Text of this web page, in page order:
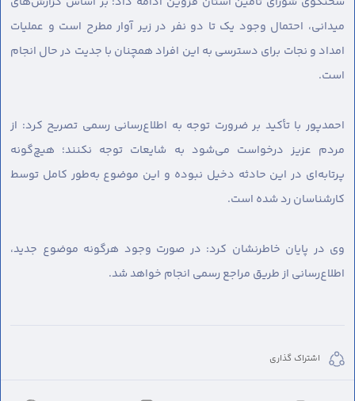
میدانی، احتمال وجود یک تا دو نفر در زیر آوار مطرح است و عملیات
امداد و نجات برای دسترسی به این افراد همچنان با جدیت در حال انجام
است.
احمدپور با تأکید بر ضرورت توجه به اطلاع‌رسانی رسمی تصریح کرد: از
مردم عزیز درخواست می‌شود به شایعات توجه نکنند؛ هیچ‌گونه
پرتابه‌ای در این حادثه دخیل نبوده و این موضوع به‌طور کامل توسط
کارشناسان رد شده است.
وی در پایان خاطرنشان کرد: در صورت وجود هرگونه موضوع جدید،
اطلاع‌رسانی از طریق مراجع رسمی انجام خواهد شد.
اشتراک گذاری